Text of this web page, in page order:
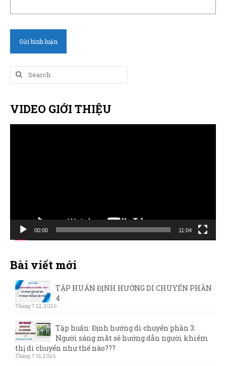
Search
for:
VIDEO GIỚI THIỆU
00:00 11:04
Bài viết mới
TẬP HUẤN ĐỊNH HƯỚNG DI CHUYỂN PHẦN
4
Tháng 7 22, 2026
Tập huấn: Định hướng di chuyển phần 3.
Người sáng mắt sẽ hướng dẫn người khiếm
thị di chuyển như thế nào???
Tháng 7 16, 2026